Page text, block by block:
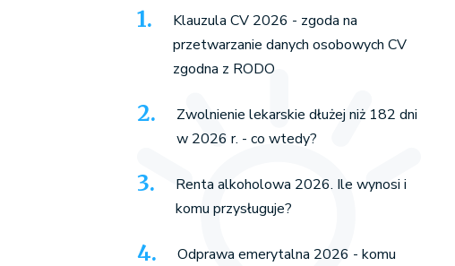
Klauzula CV 2026 - zgoda na
przetwarzanie danych osobowych CV
zgodna z RODO
Zwolnienie lekarskie dłużej niż 182 dni
w 2026 r. - co wtedy?
Renta alkoholowa 2026. Ile wynosi i
komu przysługuje?
Odprawa emerytalna 2026 - komu